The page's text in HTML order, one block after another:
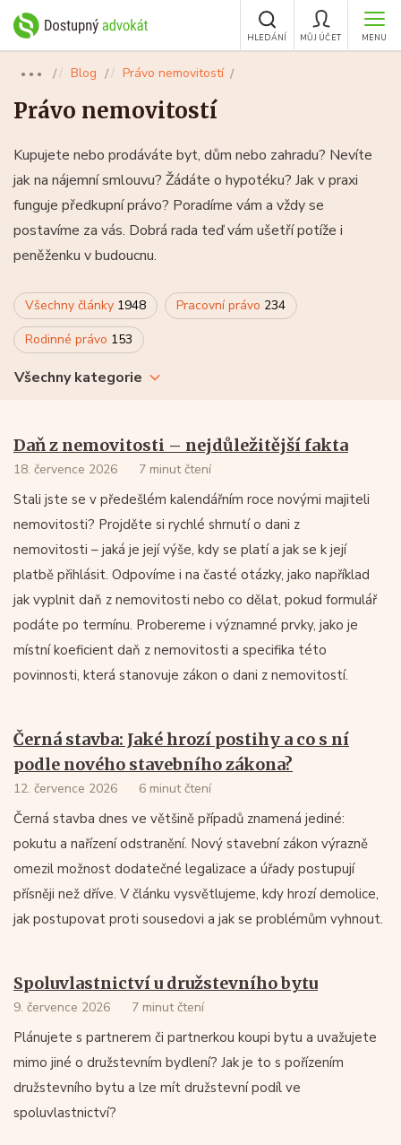
MENU
MŮJ ÚČET
HLEDÁNÍ
●●● Blog Právo nemovitostí
Právo nemovitostí
Kupujete nebo prodáváte byt, dům nebo zahradu? Nevíte
jak na nájemní smlouvu? Žádáte o hypotéku? Jak v praxi
funguje předkupní právo? Poradíme vám a vždy se
postavíme za vás. Dobrá rada teď vám ušetří potíže i
peněženku v budoucnu.
Všechny články 1948 Pracovní právo 234
Rodinné právo 153
Všechny kategorie
Daň z nemovitosti – nejdůležitější fakta
18. července 2026 7 minut čtení
Stali jste se v předešlém kalendářním roce novými majiteli
nemovitosti? Projděte si rychlé shrnutí o dani z
nemovitosti – jaká je její výše, kdy se platí a jak se k její
platbě přihlásit. Odpovíme i na časté otázky, jako například
jak vyplnit daň z nemovitosti nebo co dělat, pokud formulář
podáte po termínu. Probereme i významné prvky, jako je
místní koeficient daň z nemovitosti a specifika této
povinnosti, která stanovuje zákon o dani z nemovitostí.
Černá stavba: Jaké hrozí postihy a co s ní
podle nového stavebního zákona?
12. července 2026 6 minut čtení
Černá stavba dnes ve většině případů znamená jediné:
pokutu a nařízení odstranění. Nový stavební zákon výrazně
omezil možnost dodatečné legalizace a úřady postupují
přísněji než dříve. V článku vysvětlujeme, kdy hrozí demolice,
jak postupovat proti sousedovi a jak se problémům vyhnout.
Spoluvlastnictví u družstevního bytu
9. července 2026 7 minut čtení
Plánujete s partnerem či partnerkou koupi bytu a uvažujete
mimo jiné o družstevním bydlení? Jak je to s pořízením
družstevního bytu a lze mít družstevní podíl ve
spoluvlastnictví?